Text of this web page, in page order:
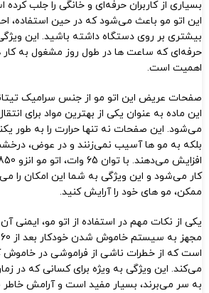
بسیاری از کاربران حرفه‌ای و خانگی را جلب
این اتو مو باعث می‌شود که در حین استفاده،
بیشتری بر روی دستگاه داشته باشید. این ویژگی
حرفه‌ای که ساعت‌ ها در طول روز مشغول به کار
اهمیت است.
صفحات عریض این اتو مو از جنس سرامیک
این ماده به عنوان یکی از بهترین مواد برای
می‌شود. این صفحات نه تنها حرارت را به طور
بلکه به مو ها آسیب نمی‌زنند و در عوض،
کار می‌شود و این ویژگی به شما این امکان را
ممکن، مو های خود را آرایش کنید.
است که از خطرات ناشی از فراموشی در خاموش
می‌کند. این ویژگی به ویژه برای کسانی که در
به سر می‌برند، بسیار مفید است و آرامش خاطر